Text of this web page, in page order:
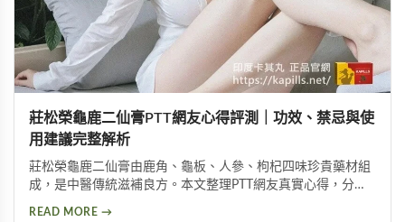
莊松榮龜鹿二仙膏PTT網友心得評測｜功效、禁忌與使
用建議完整解析
莊松榮龜鹿二仙膏由鹿角、龜板、人參、枸杞四味珍貴藥材組
成，是中醫傳統滋補良方。本文整理PTT網友真實心得，分析
READ MORE →